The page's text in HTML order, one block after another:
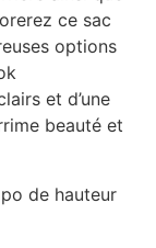
ce sac
options
et d’une
beauté et
de hauteur